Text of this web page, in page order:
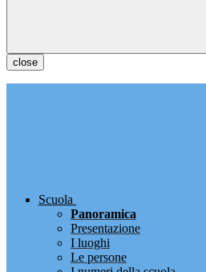
close
Scuola
Panoramica
Presentazione
I luoghi
Le persone